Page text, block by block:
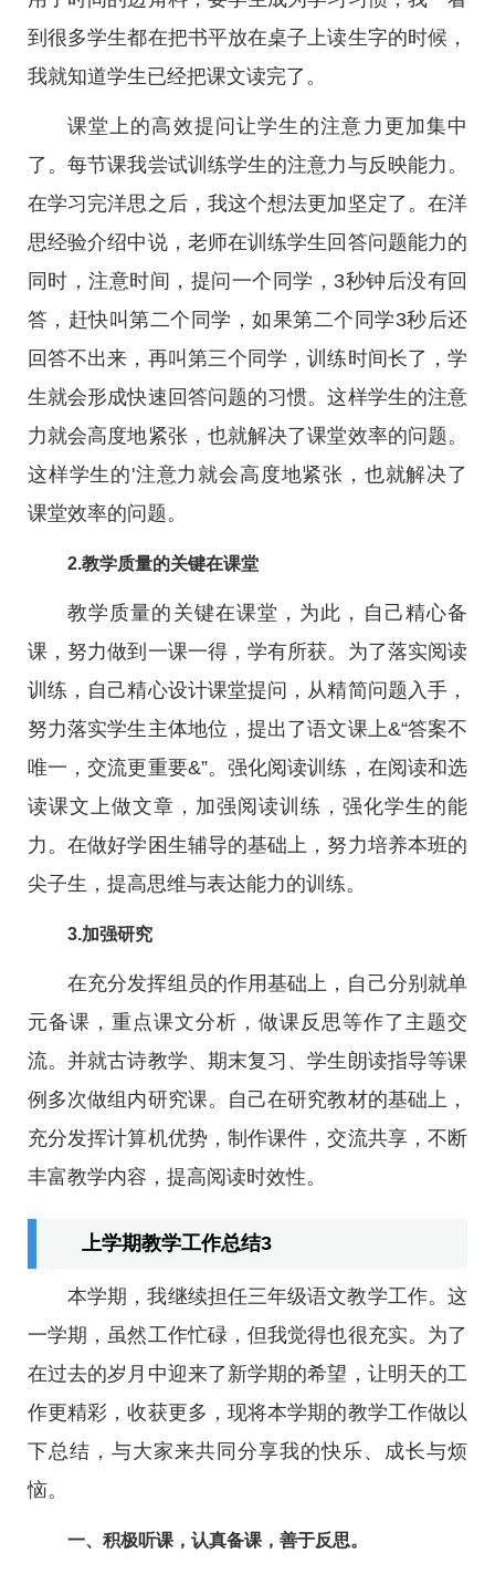
到很多学生都在把书平放在桌子上读生字的时候，
我就知道学生已经把课文读完了。
课堂上的高效提问让学生的注意力更加集中
了。每节课我尝试训练学生的注意力与反映能力。
在学习完洋思之后，我这个想法更加坚定了。在洋
思经验介绍中说，老师在训练学生回答问题能力的
同时，注意时间，提问一个同学，3秒钟后没有回
答，赶快叫第二个同学，如果第二个同学3秒后还
回答不出来，再叫第三个同学，训练时间长了，学
生就会形成快速回答问题的习惯。这样学生的注意
力就会高度地紧张，也就解决了课堂效率的问题。
这样学生的'注意力就会高度地紧张，也就解决了
课堂效率的问题。
2.教学质量的关键在课堂
教学质量的关键在课堂，为此，自己精心备
课，努力做到一课一得，学有所获。为了落实阅读
训练，自己精心设计课堂提问，从精简问题入手，
努力落实学生主体地位，提出了语文课上&“答案不
唯一，交流更重要&”。强化阅读训练，在阅读和选
读课文上做文章，加强阅读训练，强化学生的能
力。在做好学困生辅导的基础上，努力培养本班的
尖子生，提高思维与表达能力的训练。
3.加强研究
在充分发挥组员的作用基础上，自己分别就单
元备课，重点课文分析，做课反思等作了主题交
流。并就古诗教学、期末复习、学生朗读指导等课
例多次做组内研究课。自己在研究教材的基础上，
充分发挥计算机优势，制作课件，交流共享，不断
丰富教学内容，提高阅读时效性。
上学期教学工作总结3
本学期，我继续担任三年级语文教学工作。这
一学期，虽然工作忙碌，但我觉得也很充实。为了
在过去的岁月中迎来了新学期的希望，让明天的工
作更精彩，收获更多，现将本学期的教学工作做以
下总结，与大家来共同分享我的快乐、成长与烦
恼。
一、积极听课，认真备课，善于反思。